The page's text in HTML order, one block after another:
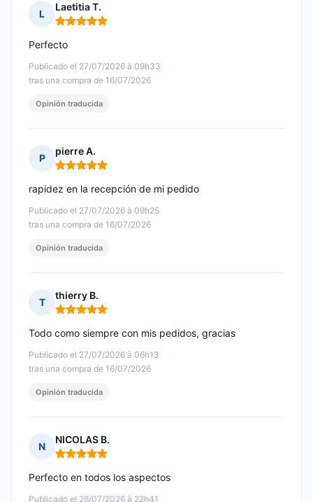
L
Laetitia T.
Nota: 5 de 5
Publicado el 27/07/2026 à 09h33
tras una compra de 16/07/2026
Perfecto
Opinión traducida
P
pierre A.
Nota: 5 de 5
Publicado el 27/07/2026 à 09h25
tras una compra de 16/07/2026
rapidez en la recepción de mi pedido
Opinión traducida
T
thierry B.
Nota: 5 de 5
Publicado el 27/07/2026 à 06h13
tras una compra de 16/07/2026
Todo como siempre con mis pedidos, gracias
Opinión traducida
N
NICOLAS B.
Nota: 5 de 5
Publicado el 26/07/2026 à 22h41
Perfecto en todos los aspectos